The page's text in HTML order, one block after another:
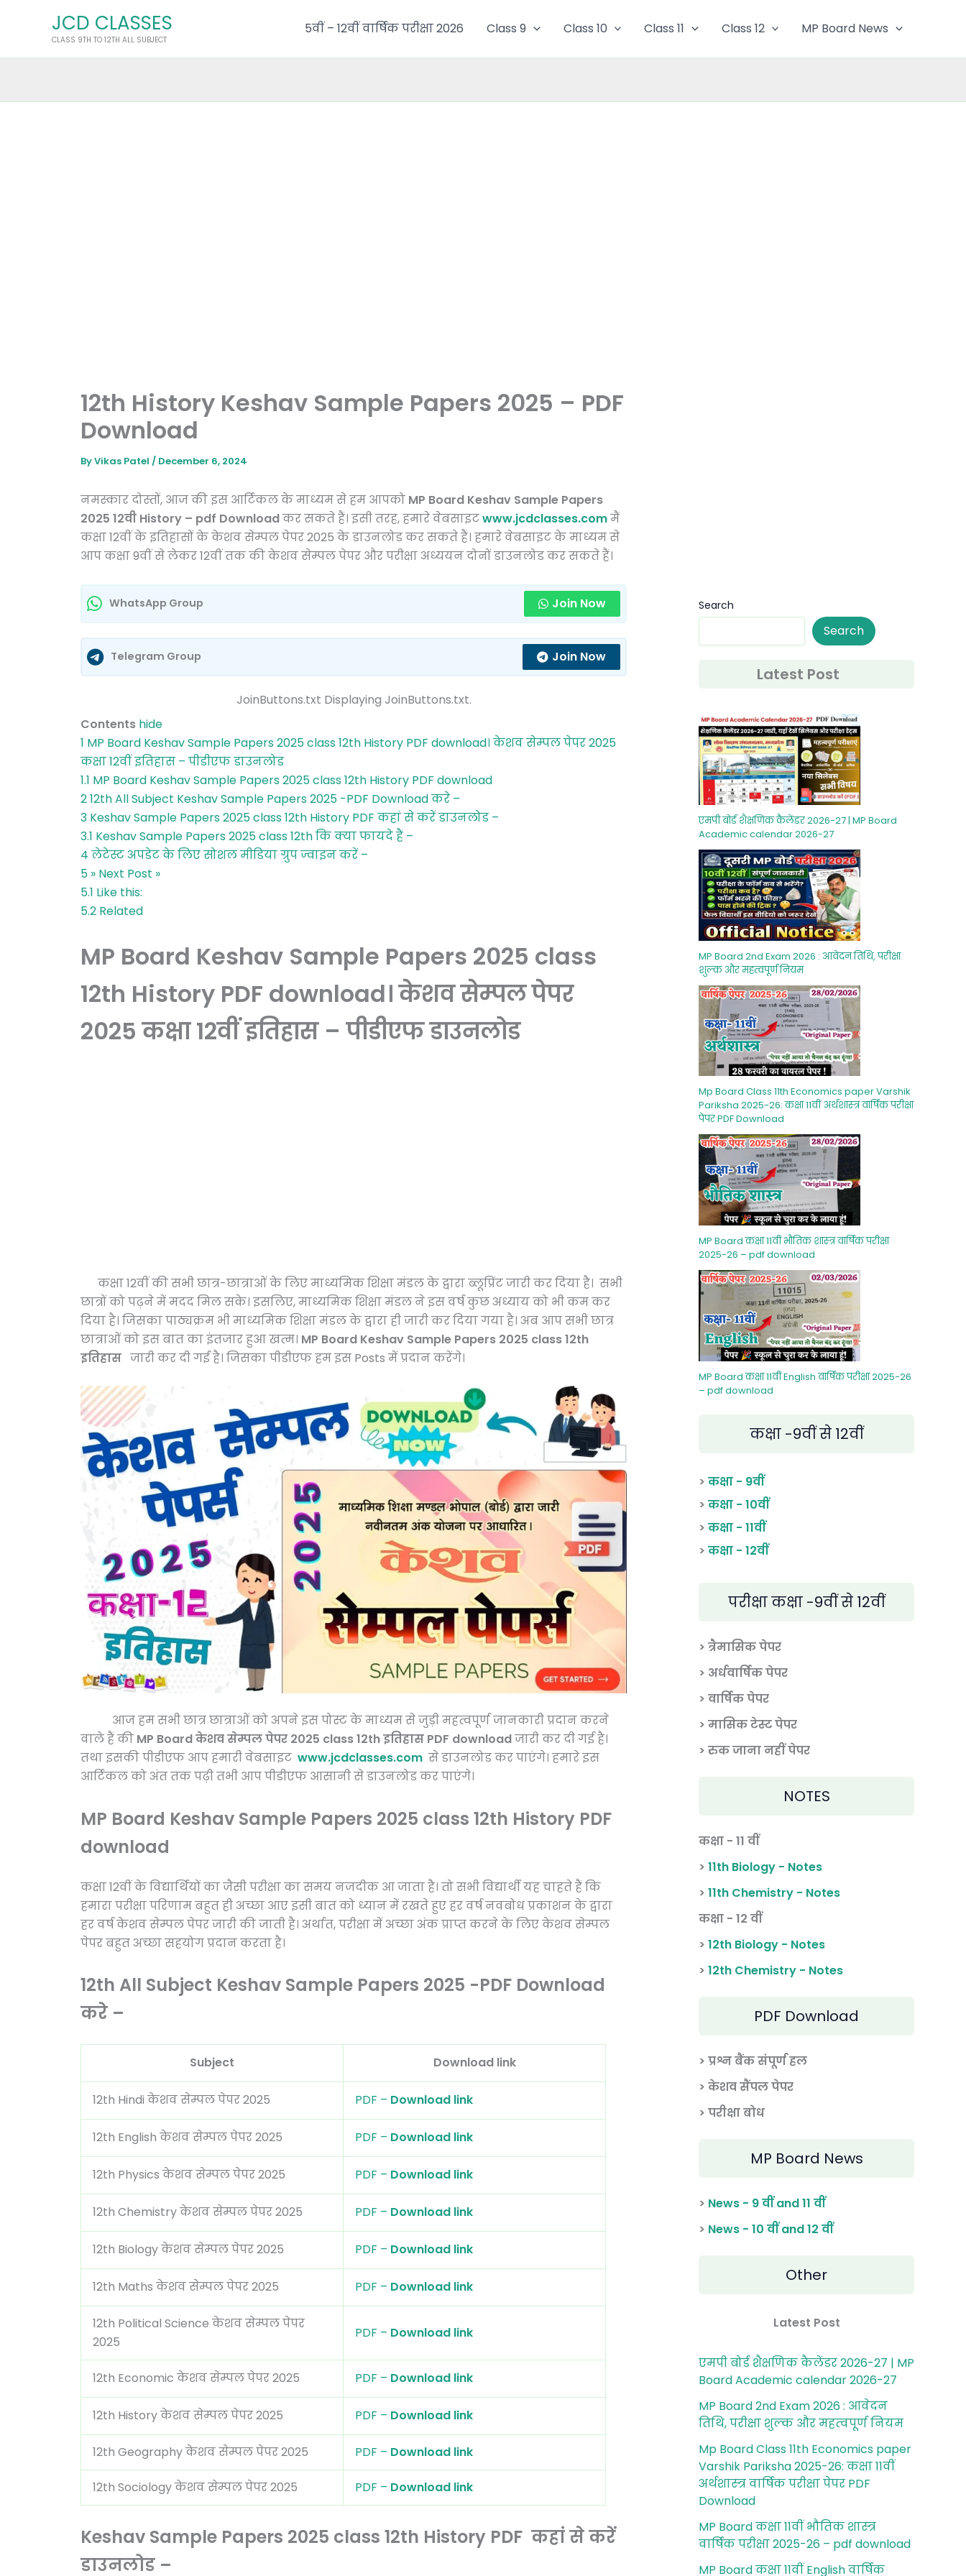
JCD CLASSES
CLASS 9TH TO 12TH ALL SUBJECT
5वीं – 12वीं वार्षिक परीक्षा 2026 Class 9 Class 10 Class 11 Class 12 MP Board News
12th History Keshav Sample Papers 2025 – PDF
Download
ByVikas Patel / December 6, 2024
नमस्कार दोस्तों, आज की इस आर्टिकल के माध्यम से हम आपको MP Board Keshav Sample Papers
2025 12वी History – pdf Downloadकर सकते हैं। इसी तरह, हमारे वेबसाइटwww.jcdclasses.comमैं
कक्षा 12वीं के इतिहासों के केशव सेम्पल पेपर 2025 के डाउनलोड कर सकते हैं। हमारे वेबसाइट के माध्यम से
आप कक्षा 9वीं से लेकर 12वीं तक की केशव सेम्पल पेपर और परीक्षा अध्ययन दोनों डाउनलोड कर सकते हैं।
WhatsApp Group Join Now
Telegram Group Join Now
JoinButtons.txt Displaying JoinButtons.txt.
Contents hide
1 MP Board Keshav Sample Papers 2025 class 12th History PDF download। केशव सेम्पल पेपर 2025
कक्षा 12वीं इतिहास – पीडीएफ डाउनलोड
1.1 MP Board Keshav Sample Papers 2025 class 12th History PDF download
212th All Subject Keshav Sample Papers 2025 -PDF Download करे –
3 Keshav Sample Papers 2025 class 12th History PDF कहां से करें डाउनलोड –
3.1 Keshav Sample Papers 2025 class 12th कि क्या फायदे हैं –
4 लेटेस्ट अपडेट के लिए सोशल मीडिया ग्रुप ज्वाइन करें –
5 » Next Post »
5.1 Like this:
5.2 Related
MP Board Keshav Sample Papers 2025 class
12th History PDF download। केशव सेम्पल पेपर
2025 कक्षा 12वीं इतिहास – पीडीएफ डाउनलोड
कक्षा 12वीं की सभी छात्र-छात्राओं के लिए माध्यमिक शिक्षा मंडल के द्वारा ब्लूप्रिंट जारी कर दिया है। सभी
छात्रों को पढ़ने में मदद मिल सके। इसलिए, माध्यमिक शिक्षा मंडल ने इस वर्ष कुछ अध्याय को भी कम कर
दिया है। जिसका पाठ्यक्रम भी माध्यमिक शिक्षा मंडल के द्वारा ही जारी कर दिया गया है। अब आप सभी छात्र
छात्राओं को इस बात का इंतजार हुआ खत्म। MP Board Keshav Sample Papers 2025 class 12th
इतिहास जारी कर दी गई है। जिसका पीडीएफ हम इस Posts में प्रदान करेंगे।
आज हम सभी छात्र छात्राओं को अपने इस पोस्ट के माध्यम से जुड़ी महत्वपूर्ण जानकारी प्रदान करने
वाले हैं की MP Board केशव सेम्पल पेपर 2025 class 12th इतिहास PDF downloadजारी कर दी गई है।
तथा इसकी पीडीएफ आप हमारी वेबसाइट www.jcdclasses.com से डाउनलोड कर पाएंगे। हमारे इस
आर्टिकल को अंत तक पढ़ी तभी आप पीडीएफ आसानी से डाउनलोड कर पाएंगे।
MP Board Keshav Sample Papers 2025 class 12th History PDF
download
कक्षा 12वीं के विद्यार्थियों का जैसी परीक्षा का समय नजदीक आ जाता है। तो सभी विद्यार्थी यह चाहते हैं कि
हमारा परीक्षा परिणाम बहुत ही अच्छा आए इसी बात को ध्यान में रखते हुए हर वर्ष नवबोध प्रकाशन के द्वारा
हर वर्ष केशव सेम्पल पेपर जारी की जाती है। अर्थात, परीक्षा में अच्छा अंक प्राप्त करने के लिए केशव सेम्पल
पेपर बहुत अच्छा सहयोग प्रदान करता है।
12th All Subject Keshav Sample Papers 2025 -PDF Download
करे –
Subject Download link
12th Hindi केशव सेम्पल पेपर 2025 PDF – Download link
12th English केशव सेम्पल पेपर 2025 PDF – Download link
12th Physics केशव सेम्पल पेपर 2025 PDF – Download link
12th Chemistry केशव सेम्पल पेपर 2025 PDF – Download link
12th Biology केशव सेम्पल पेपर 2025 PDF – Download link
12th Maths केशव सेम्पल पेपर 2025 PDF – Download link
12th Political Science केशव सेम्पल पेपर
2025
PDF – Download link
12th Economic केशव सेम्पल पेपर 2025 PDF – Download link
12th History केशव सेम्पल पेपर 2025 PDF – Download link
12th Geography केशव सेम्पल पेपर 2025 PDF – Download link
12th Sociology केशव सेम्पल पेपर 2025 PDF – Download link
Keshav Sample Papers 2025 class 12th History PDF कहां से करें
डाउनलोड –
Search
Search
Latest Post
एमपी बोर्ड शैक्षणिक कैलेंडर 2026-27 | MP Board
Academic calendar 2026-27
MP Board 2nd Exam 2026 : आवेदन तिथि, परीक्षा
शुल्‍क और महत्‍वपूर्ण नियम
Mp Board Class 11th Economics paper Varshik
Pariksha 2025-26: कक्षा 11वीं अर्थशास्‍त्र वार्षिक परीक्षा
पेपर PDF Download
MP Board कक्षा 11वीं भौतिक शास्‍त्र वार्षिक परीक्षा
2025-26 – pdf download
MP Board कक्षा 11वीं English वार्षिक परीक्षा 2025-26
– pdf download
कक्षा -9वीं से 12वीं
> कक्षा - 9वीं
> कक्षा - 10वीं
> कक्षा - 11वीं
> कक्षा - 12वीं
परीक्षा कक्षा -9वीं से 12वीं
> त्रैमासिक पेपर
> अर्धवार्षिक पेपर
> वार्षिक पेपर
> मासिक टेस्ट पेपर
> रुक जाना नहीं पेपर
NOTES
कक्षा - 11 वीं
> 11th Biology - Notes
> 11th Chemistry - Notes
कक्षा - 12 वीं
> 12th Biology - Notes
> 12th Chemistry - Notes
PDF Download
> प्रश्न बैंक संपूर्ण हल
> केशव सैंपल पेपर
> परीक्षा बोध
MP Board News
> News - 9 वीं and 11 वीं
> News - 10 वीं and 12 वीं
Other
Latest Post
एमपी बोर्ड शैक्षणिक कैलेंडर 2026-27 | MP
Board Academic calendar 2026-27
MP Board 2nd Exam 2026 : आवेदन
तिथि, परीक्षा शुल्‍क और महत्‍वपूर्ण नियम
Mp Board Class 11th Economics paper
Varshik Pariksha 2025-26: कक्षा 11वीं
अर्थशास्‍त्र वार्षिक परीक्षा पेपर PDF
Download
MP Board कक्षा 11वीं भौतिक शास्‍त्र
वार्षिक परीक्षा 2025-26 – pdf download
MP Board कक्षा 11वीं English वार्षिक